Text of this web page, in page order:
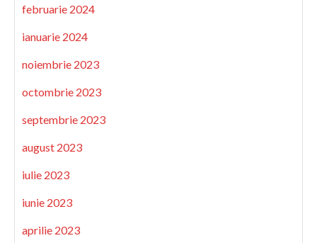
februarie 2024
ianuarie 2024
noiembrie 2023
octombrie 2023
septembrie 2023
august 2023
iulie 2023
iunie 2023
aprilie 2023